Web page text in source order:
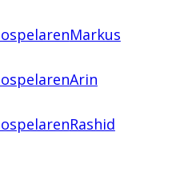
Markus
Arin
Rashid